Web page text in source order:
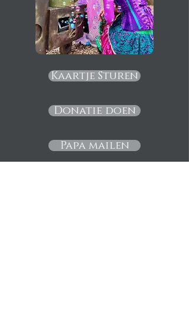
Kaartje Sturen
Donatie doen
Papa mailen